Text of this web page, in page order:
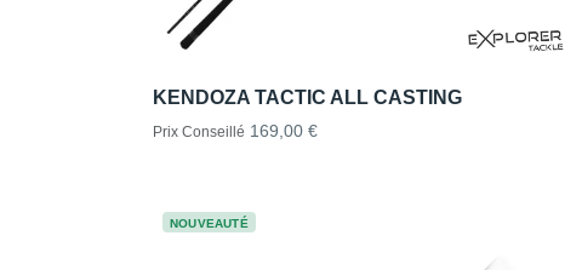
KENDOZA TACTIC ALL CASTING
Prix Conseillé 169,00 €
NOUVEAUTÉ